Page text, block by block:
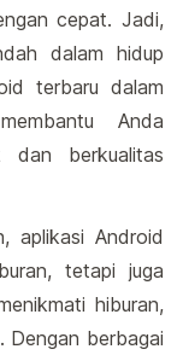
cepat. Jadi,
dalam hidup
terbaru dalam
Anda
dan berkualitas
aplikasi Android
tetapi juga
hiburan,
Dengan berbagai